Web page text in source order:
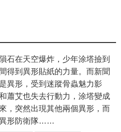
石在天空爆炸，少年涂塔撿到
得到異形貼紙的力量。而新聞
異形，受到迷蹤骨蟲魅力影
蕭艾也失去行動力，涂塔變成
，突然出現其他兩個異形，而
異形防衛隊……